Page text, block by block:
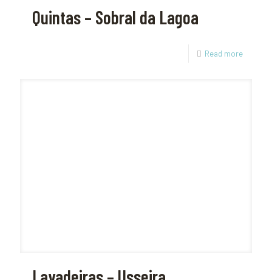
Quintas – Sobral da Lagoa
Read more